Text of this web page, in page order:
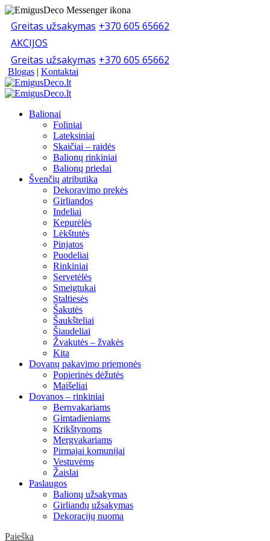
Greitas užsakymas +370 605 65662
AKCIJOS
Greitas užsakymas +370 605 65662
Blogas | Kontaktai
Balionai
Foliniai
Lateksiniai
Skaičiai – raidės
Balionų rinkiniai
Balionų priedai
Švenčių atributika
Dekoravimo prekės
Girliandos
Indeliai
Kepurėlės
Lėkštutės
Pinjatos
Puodeliai
Rinkiniai
Servetėlės
Smeigtukai
Staltiesės
Šakutės
Šaukšteliai
Šiaudeliai
Žvakutės – žvakės
Kita
Dovanų pakavimo priemonės
Popierinės dėžutės
Maišeliai
Dovanos – rinkiniai
Bernvakariams
Gimtadieniams
Krikštynoms
Mergvakariams
Pirmajai komunijai
Vestuvėms
Žaislai
Paslaugos
Balionų užsakymas
Girliandų užsakymas
Dekoracijų nuoma
Paieška